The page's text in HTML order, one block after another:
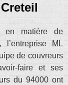
en matière de
ML
de couvreurs
faire et ses
du 94000 ont